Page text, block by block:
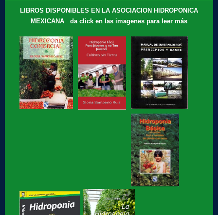
Hidroponia, tips, consejos y recomendaciones, El consejo
Te compartimos nuestros recuerdos: que motivó a Gloria
Samperio a...
Hidroponia, curso básico en linea
Hidroponia fácil, para jovenes y no tan jóvenes, libro de
Hidroponia, centro tecnologico en hidroponia, Hidroponia a
Hidroponia Comercial, libro de Gloria Samperio
LIBROS DISPONIBLES EN LA ASOCIACION HIDROPONICA
MEXICANA da click en las imagenes para leer más